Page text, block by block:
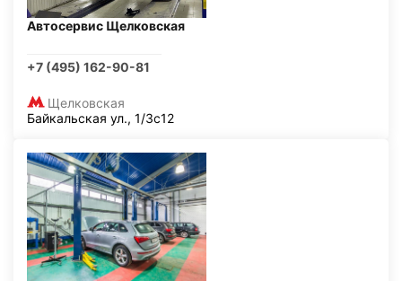
Автосервис Щелковская
+7 (495) 162-90-81
Щелковская
Байкальская ул., 1/3с12